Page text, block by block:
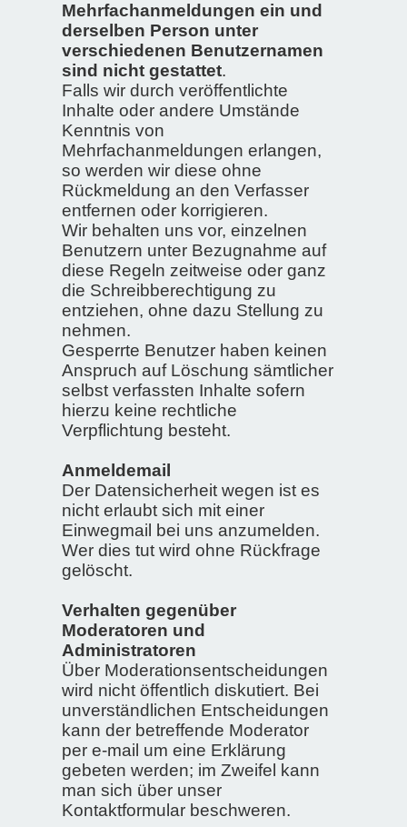
Mehrfachanmeldungen ein und
derselben Person unter
verschiedenen Benutzernamen
sind nicht gestattet.
Falls wir durch veröffentlichte
Inhalte oder andere Umstände
Kenntnis von
Mehrfachanmeldungen erlangen,
so werden wir diese ohne
Rückmeldung an den Verfasser
entfernen oder korrigieren.
Wir behalten uns vor, einzelnen
Benutzern unter Bezugnahme auf
diese Regeln zeitweise oder ganz
die Schreibberechtigung zu
entziehen, ohne dazu Stellung zu
nehmen.
Gesperrte Benutzer haben keinen
Anspruch auf Löschung sämtlicher
selbst verfassten Inhalte sofern
hierzu keine rechtliche
Verpflichtung besteht.
Anmeldemail
Der Datensicherheit wegen ist es
nicht erlaubt sich mit einer
Einwegmail bei uns anzumelden.
Wer dies tut wird ohne Rückfrage
gelöscht.
Verhalten gegenüber
Moderatoren und
Administratoren
Über Moderationsentscheidungen
wird nicht öffentlich diskutiert. Bei
unverständlichen Entscheidungen
kann der betreffende Moderator
per e-mail um eine Erklärung
gebeten werden; im Zweifel kann
man sich über unser
Kontaktformular beschweren.